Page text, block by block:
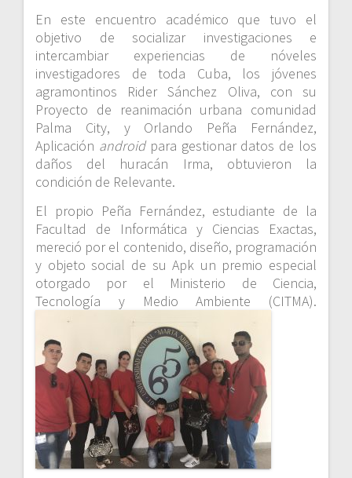
En este encuentro académico que tuvo el
objetivo de socializar investigaciones e
intercambiar experiencias de nóveles
investigadores de toda Cuba, los jóvenes
agramontinos Rider Sánchez Oliva, con su
Proyecto de reanimación urbana comunidad
Palma City, y Orlando Peña Fernández,
Aplicación androidpara gestionar datos de los
daños del huracán Irma, obtuvieron la
condición de Relevante.
El propio Peña Fernández, estudiante de la
Facultad de Informática y Ciencias Exactas,
mereció por el contenido, diseño, programación
y objeto social de su Apk un premio especial
otorgado por el Ministerio de Ciencia,
Tecnología y Medio Ambiente (CITMA).